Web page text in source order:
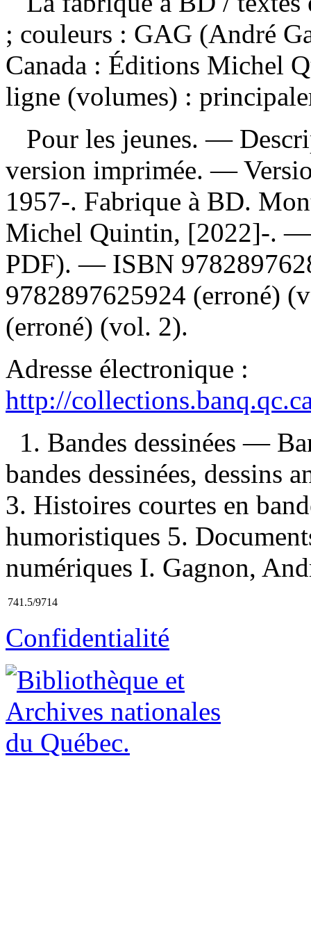
; couleurs : GAG (André
Canada : Éditions Michel
ligne (volumes) :
Pour les jeunes. —
version imprimée. —
1957-. Fabrique à BD.
Michel Quintin, [2022]-.
PDF). — ISBN
9782897625924 (erroné)
(erroné) (vol. 2).
Adresse électronique :
http://
1. Bandes dessinées —
bandes dessinées, dessins
3. Histoires courtes en
humoristiques 5.
numériques I. Gagnon,
741.5/9714
Confidentialité